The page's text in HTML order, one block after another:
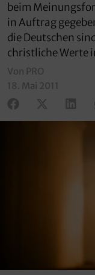
beim
in Auftrag
die Deutschen
christliche
Von PRO
18. Mai 2011